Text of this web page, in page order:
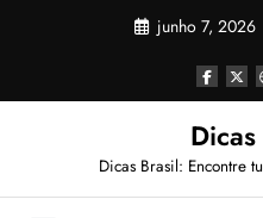
junho 7, 2026
Dicas Brasil: Encontre